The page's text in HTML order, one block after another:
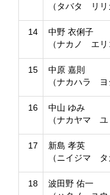
（タバタ リリ
14
中野 衣俐子
（ナカノ エリ
15
中原 嘉則
（ナカハラ ヨ
16
中山 ゆみ
（ナカヤマ ユ
17
新島 孝英
（ニイジマ タ
18
波田野 佑一